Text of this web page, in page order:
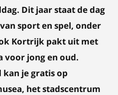
Dit jaar staat de dag
sport en spel, onder
Kortrijk pakt uit met
voor jong en oud.
kan je gratis op
het stadscentrum